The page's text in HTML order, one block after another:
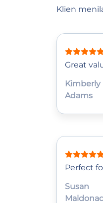
Klien
Great
Kimberly
Adams
Perfect
Susan